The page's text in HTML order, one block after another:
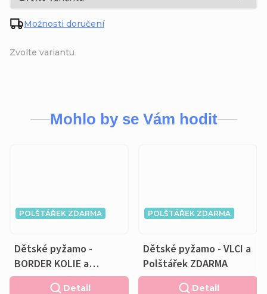
Zvolte variantu
Možnosti doručení
Mohlo by se Vám hodit
POLŠTÁŘEK ZDARMA
Dětské pyžamo -
BORDER KOLIE a
Polštářek ZDARMA
Detail
POLŠTÁŘEK ZDARMA
Dětské pyžamo - VLCI a
Polštářek ZDARMA
Detail